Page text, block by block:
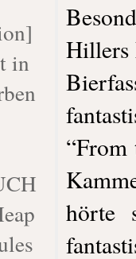
in
Hillers
hörte